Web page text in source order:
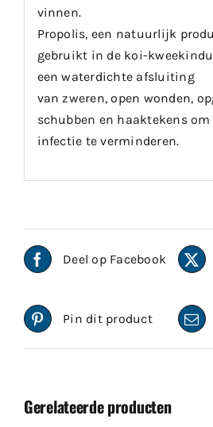
vinnen.
Propolis, een natuurlijk
gebruikt in de koi-
een waterdichte afsluiting
van zweren, open wonden,
schubben en haaktekens
infectie te verminderen.
Deel op Facebook
Pin dit product
Gerelateerde producten